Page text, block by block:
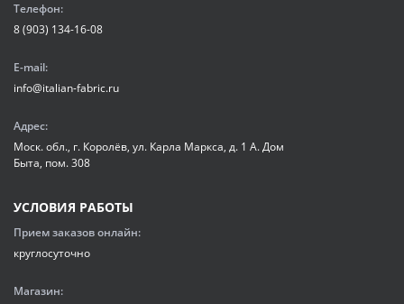
Телефон:
8 (903) 134-16-08
E-mail:
info@italian-fabric.ru
Адрес:
Моск. обл., г. Королёв, ул. Карла Маркса, д. 1 А. Дом
Быта, пом. 308
УСЛОВИЯ РАБОТЫ
Прием заказов онлайн:
круглосуточно
Магазин: